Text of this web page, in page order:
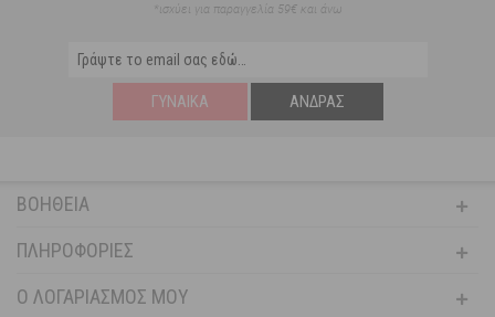
*ισχύει για παραγγελία 59€ και άνω
ΓΥΝΑΊΚΑ ΆΝΔΡΑΣ
ΒΟΉΘΕΙΑ
ΠΛΗΡΟΦΟΡΊΕΣ
Ο ΛΟΓΑΡΙΑΣΜΌΣ ΜΟΥ